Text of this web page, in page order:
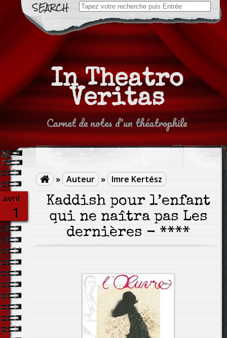
Search
for:
In Theatro
Veritas
Carnet de notes d'un théatrophile
 » Auteur » Imre Kertész
avril
1
Kaddish pour l’enfant
qui ne naîtra pas Les
dernières - ****